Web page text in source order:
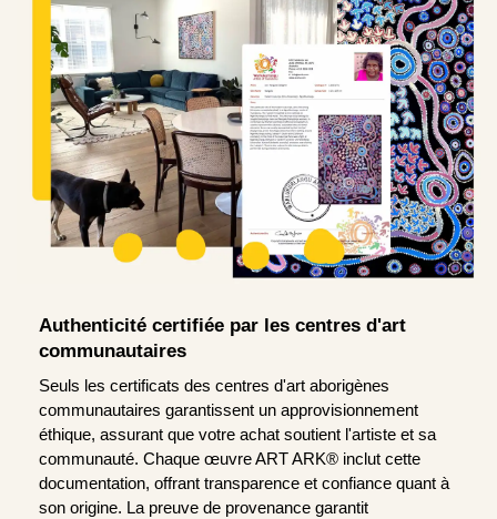
Authenticité certifiée par les centres d'art
communautaires
Seuls les certificats des centres d'art aborigènes
communautaires garantissent un approvisionnement
éthique, assurant que votre achat soutient l'artiste et sa
communauté. Chaque œuvre ART ARK® inclut cette
documentation, offrant transparence et confiance quant à
son origine. La preuve de provenance garantit